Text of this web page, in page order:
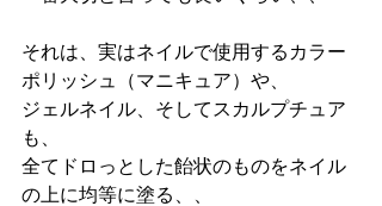
それは、実はネイルで使用するカラー
ポリッシュ（マニキュア）や、
ジェルネイル、そしてスカルプチュア
も、
全てドロっとした飴状のものをネイル
の上に均等に塗る、、